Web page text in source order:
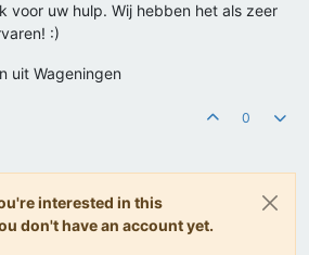
voor uw hulp. Wij hebben het als zeer
:)
uit Wageningen
0
interested in this
don't have an account yet.